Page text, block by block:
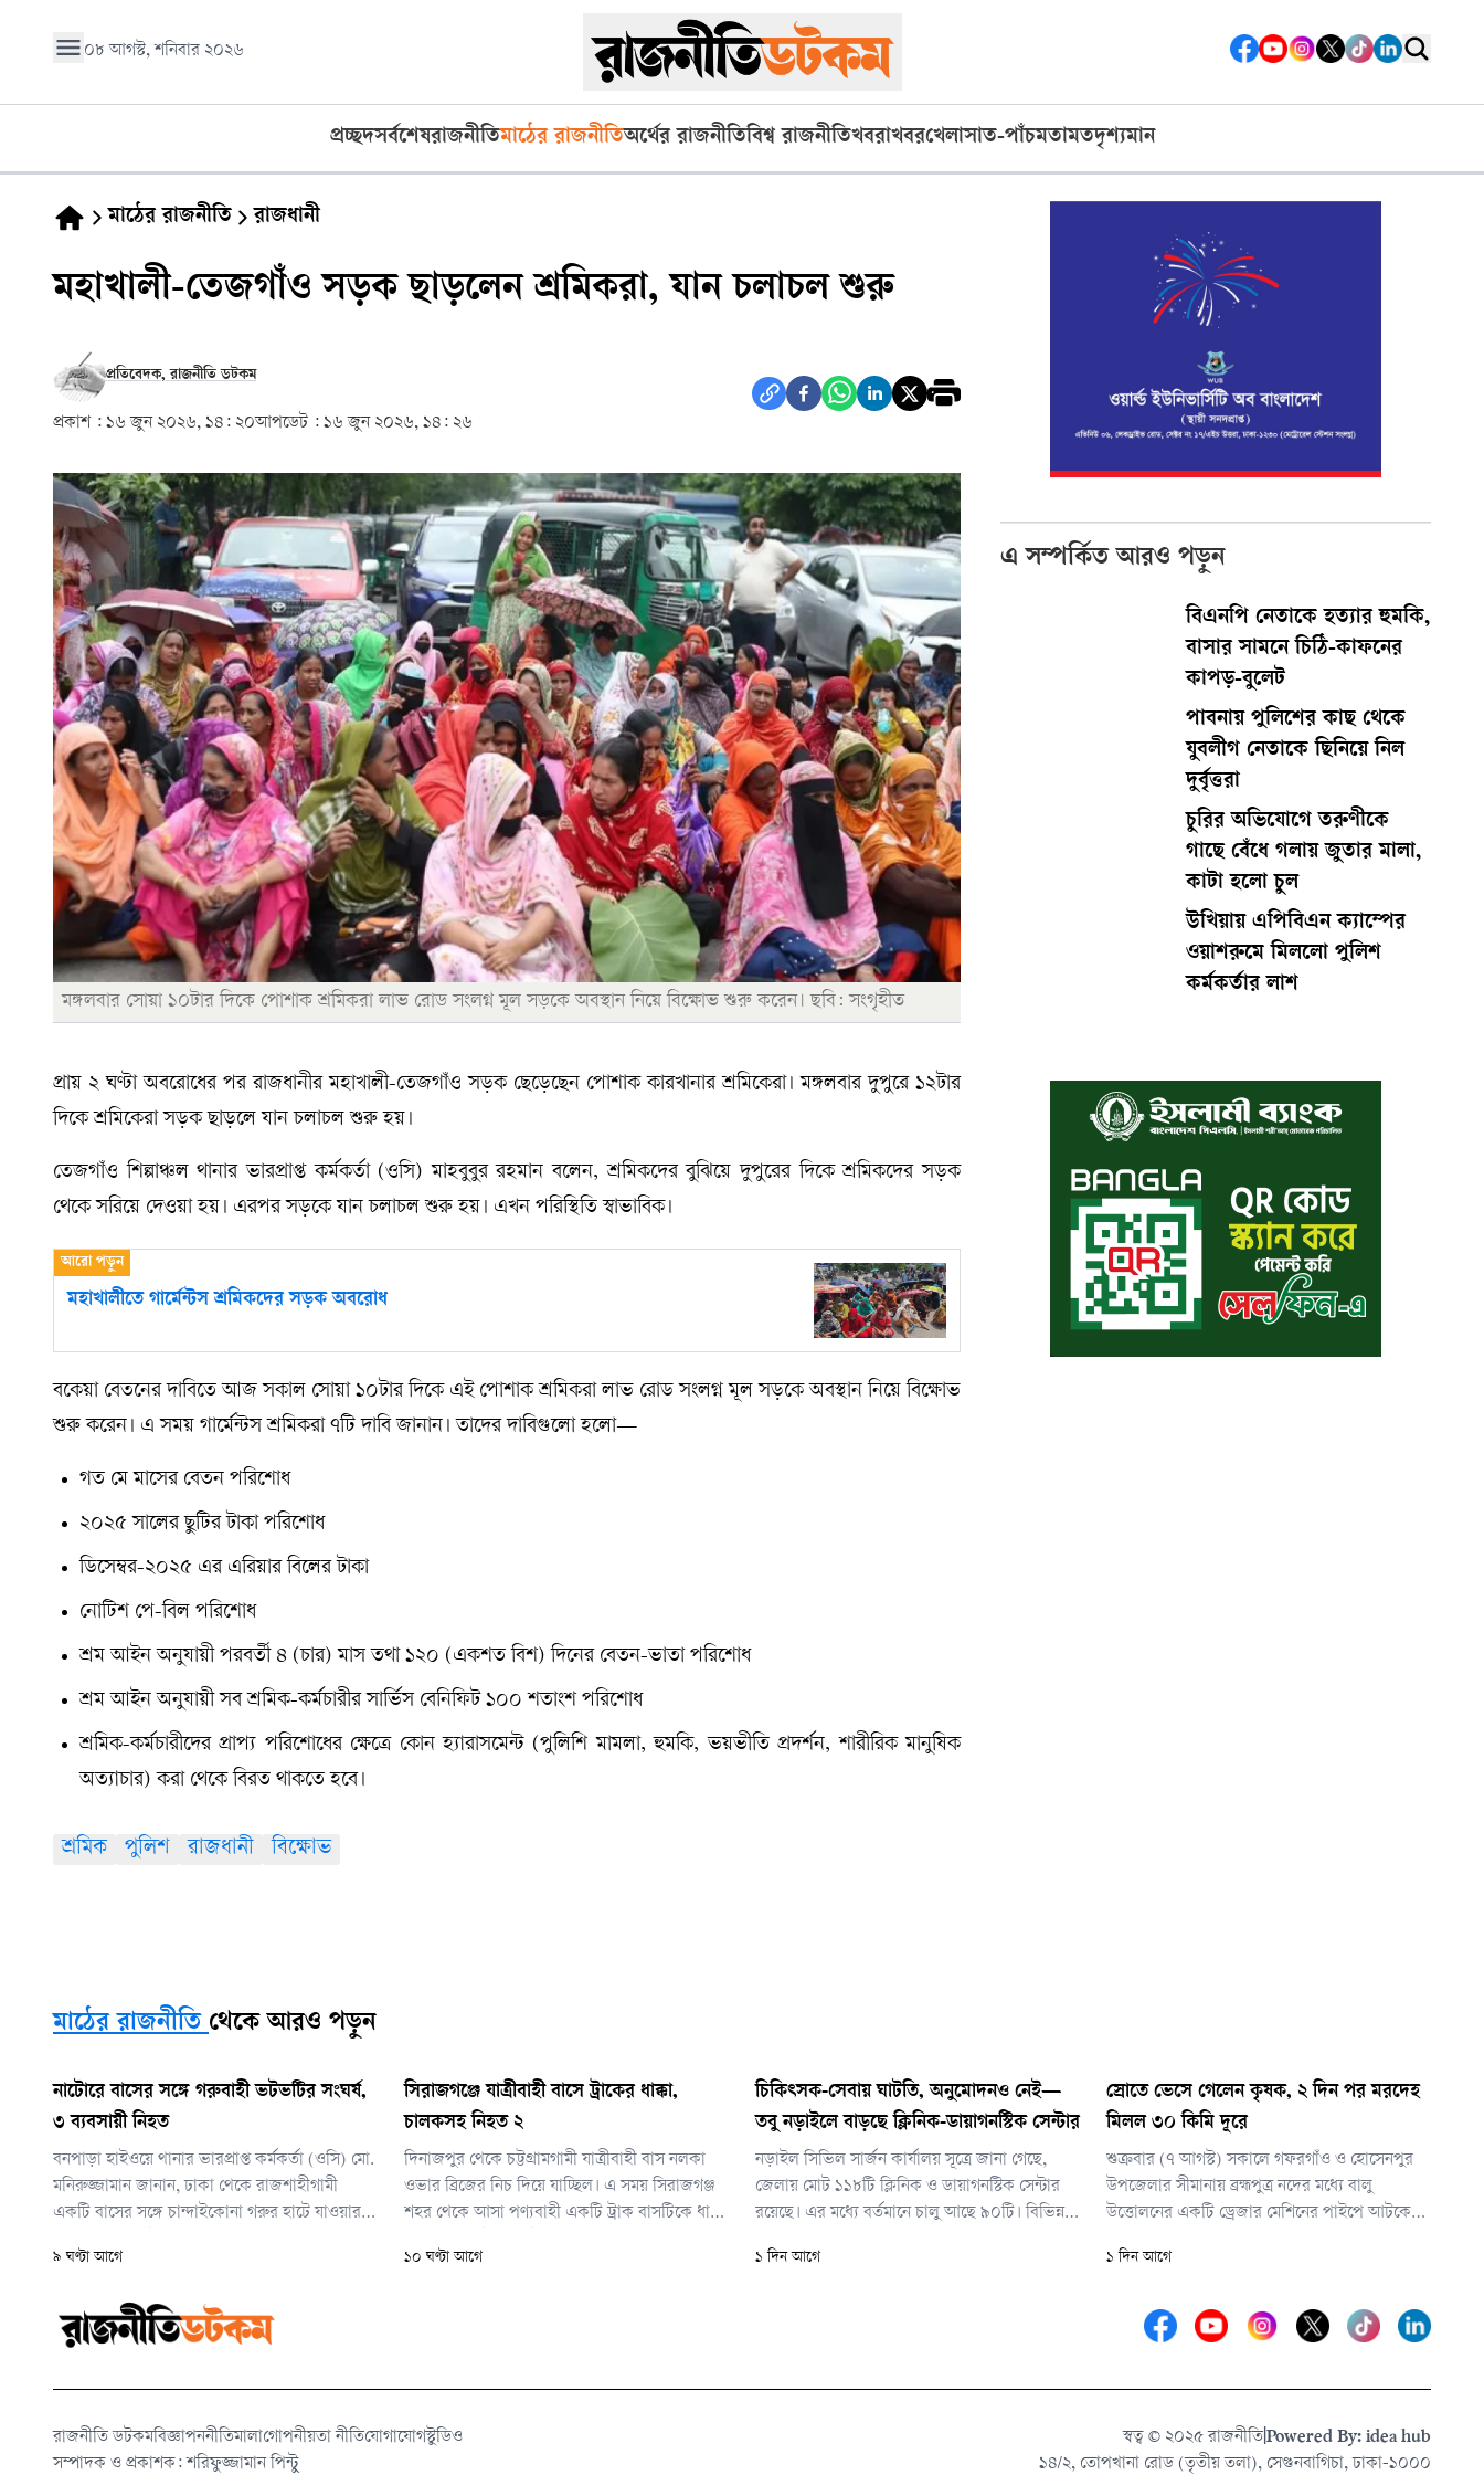
০৮ আগস্ট, শনিবার ২০২৬
প্রচ্ছদসর্বশেষরাজনীতিমাঠের রাজনীতিঅর্থের রাজনীতিবিশ্ব রাজনীতিখবরাখবরখেলাসাত-পাঁচমতামতদৃশ্যমান
মাঠের রাজনীতি রাজধানী
মহাখালী-তেজগাঁও সড়ক ছাড়লেন শ্রমিকরা, যান চলাচল শুরু
প্রতিবেদক, রাজনীতি ডটকম
প্রকাশ : ১৬ জুন ২০২৬, ১৪: ২০আপডেট : ১৬ জুন ২০২৬, ১৪: ২৬
মঙ্গলবার সোয়া ১০টার দিকে পোশাক শ্রমিকরা লাভ রোড সংলগ্ন মূল সড়কে অবস্থান নিয়ে বিক্ষোভ শুরু করেন। ছবি: সংগৃহীত
প্রায় ২ ঘণ্টা অবরোধের পর রাজধানীর মহাখালী-তেজগাঁও সড়ক ছেড়েছেন পোশাক কারখানার শ্রমিকেরা। মঙ্গলবার দুপুরে ১২টার
দিকে শ্রমিকেরা সড়ক ছাড়লে যান চলাচল শুরু হয়।
তেজগাঁও শিল্পাঞ্চল থানার ভারপ্রাপ্ত কর্মকর্তা (ওসি) মাহবুবুর রহমান বলেন, শ্রমিকদের বুঝিয়ে দুপুরের দিকে শ্রমিকদের সড়ক
থেকে সরিয়ে দেওয়া হয়। এরপর সড়কে যান চলাচল শুরু হয়। এখন পরিস্থিতি স্বাভাবিক।
মহাখালীতে গার্মেন্টস শ্রমিকদের সড়ক অবরোধ
বকেয়া বেতনের দাবিতে আজ সকাল সোয়া ১০টার দিকে এই পোশাক শ্রমিকরা লাভ রোড সংলগ্ন মূল সড়কে অবস্থান নিয়ে বিক্ষোভ
শুরু করেন। এ সময় গার্মেন্টস শ্রমিকরা ৭টি দাবি জানান। তাদের দাবিগুলো হলো—
গত মে মাসের বেতন পরিশোধ
২০২৫ সালের ছুটির টাকা পরিশোধ
ডিসেম্বর-২০২৫ এর এরিয়ার বিলের টাকা
নোটিশ পে-বিল পরিশোধ
শ্রম আইন অনুযায়ী পরবর্তী ৪ (চার) মাস তথা ১২০ (একশত বিশ) দিনের বেতন-ভাতা পরিশোধ
শ্রম আইন অনুযায়ী সব শ্রমিক-কর্মচারীর সার্ভিস বেনিফিট ১০০ শতাংশ পরিশোধ
শ্রমিক-কর্মচারীদের প্রাপ্য পরিশোধের ক্ষেত্রে কোন হ্যারাসমেন্ট (পুলিশি মামলা, হুমকি, ভয়ভীতি প্রদর্শন, শারীরিক মানুষিক
অত্যাচার) করা থেকে বিরত থাকতে হবে।
শ্রমিক পুলিশ রাজধানী বিক্ষোভ
এ সম্পর্কিত আরও পড়ুন
বিএনপি নেতাকে হত্যার হুমকি,
বাসার সামনে চিঠি-কাফনের
কাপড়-বুলেট
পাবনায় পুলিশের কাছ থেকে
যুবলীগ নেতাকে ছিনিয়ে নিল
দুর্বৃত্তরা
চুরির অভিযোগে তরুণীকে
গাছে বেঁধে গলায় জুতার মালা,
কাটা হলো চুল
উখিয়ায় এপিবিএন ক্যাম্পের
ওয়াশরুমে মিললো পুলিশ
কর্মকর্তার লাশ
মাঠের রাজনীতি থেকে আরও পড়ুন
নাটোরে বাসের সঙ্গে গরুবাহী ভটভটির সংঘর্ষ,
৩ ব্যবসায়ী নিহত
বনপাড়া হাইওয়ে থানার ভারপ্রাপ্ত কর্মকর্তা (ওসি) মো.
মনিরুজ্জামান জানান, ঢাকা থেকে রাজশাহীগামী
একটি বাসের সঙ্গে চান্দাইকোনা গরুর হাটে যাওয়ার
ঘটনাস্থলেই আব্দুর রহমানের মৃত্যু হয়।
৯ ঘণ্টা আগে
সিরাজগঞ্জে যাত্রীবাহী বাসে ট্রাকের ধাক্কা,
চালকসহ নিহত ২
দিনাজপুর থেকে চট্টগ্রামগামী যাত্রীবাহী বাস নলকা
ওভার ব্রিজের নিচ দিয়ে যাচ্ছিল। এ সময় সিরাজগঞ্জ
শহর থেকে আসা পণ্যবাহী একটি ট্রাক বাসটিকে ধাক্কা
হয়। আহত হয় আরও কমপক্ষে ১২ জন।
১০ ঘণ্টা আগে
চিকিৎসক-সেবায় ঘাটতি, অনুমোদনও নেই—
তবু নড়াইলে বাড়ছে ক্লিনিক-ডায়াগনস্টিক সেন্টার
নড়াইল সিভিল সার্জন কার্যালয় সূত্রে জানা গেছে,
জেলায় মোট ১১৮টি ক্লিনিক ও ডায়াগনস্টিক সেন্টার
রয়েছে। এর মধ্যে বর্তমানে চালু আছে ৯০টি। বিভিন্ন
মধ্যে কিছু সিলগালা করা হয়েছে, আর কিছু প্রতিষ্ঠান
১ দিন আগে
স্রোতে ভেসে গেলেন কৃষক, ২ দিন পর মরদেহ
মিলল ৩০ কিমি দূরে
শুক্রবার (৭ আগস্ট) সকালে গফরগাঁও ও হোসেনপুর
উপজেলার সীমানায় ব্রহ্মপুত্র নদের মধ্যে বালু
উত্তোলনের একটি ড্রেজার মেশিনের পাইপে আটকে
সাইফুল ইসলাম ঈশ্বরগঞ্জ উপজেলার উচাখিলা
আলীর ছেলে।
১ দিন আগে
রাজনীতি ডটকমবিজ্ঞাপননীতিমালাগোপনীয়তা নীতিযোগাযোগস্টুডিও
সম্পাদক ও প্রকাশক: শরিফুজ্জামান পিন্টু
স্বত্ব © ২০২৫ রাজনীতিPowered By: idea hub
১৪/২, তোপখানা রোড (তৃতীয় তলা), সেগুনবাগিচা, ঢাকা-১০০০